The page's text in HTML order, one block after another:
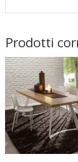
Prodotti